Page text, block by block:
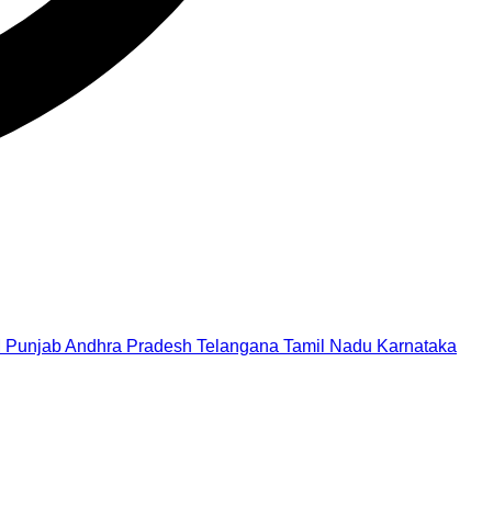
PunjabAndhra Pradesh Telangana Tamil Nadu Karnataka